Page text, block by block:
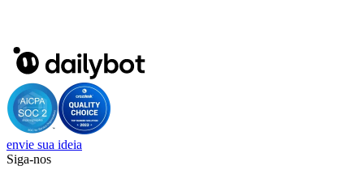
envie sua ideia
Siga-nos